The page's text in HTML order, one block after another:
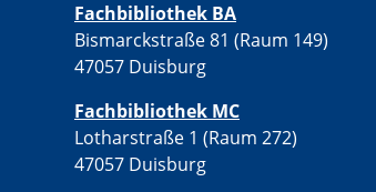
Fachbibliothek BA
Bismarckstraße 81 (Raum 149)
47057 Duisburg
Fachbibliothek MC
Lotharstraße 1 (Raum 272)
47057 Duisburg